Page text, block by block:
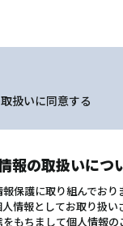
扱いに同意する
報の取扱いにつ
保護に取り組んでおり
情報としてお取り扱い
もちまして個人情報の